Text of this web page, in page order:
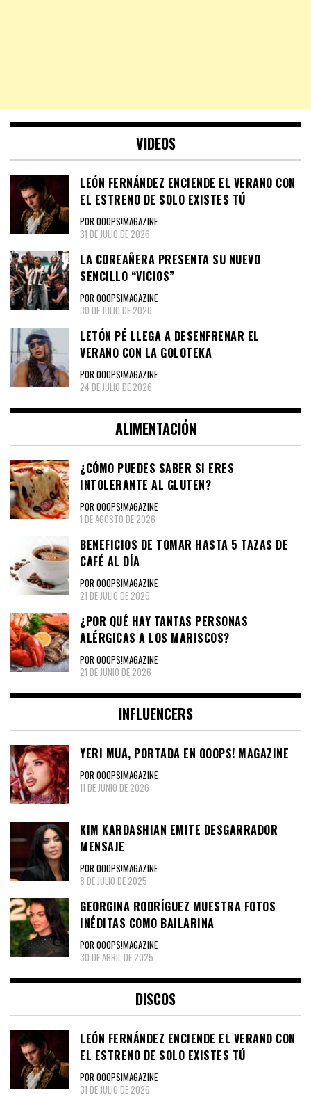
VIDEOS
LEÓN FERNÁNDEZ ENCIENDE EL VERANO CON
EL ESTRENO DE SOLO EXISTES TÚ
POR OOOPS!MAGAZINE
31 DE JULIO DE 2026
LA COREAÑERA PRESENTA SU NUEVO
SENCILLO “VICIOS”
POR OOOPS!MAGAZINE
30 DE JULIO DE 2026
LETÓN PÉ LLEGA A DESENFRENAR EL
VERANO CON LA GOLOTEKA
POR OOOPS!MAGAZINE
24 DE JULIO DE 2026
ALIMENTACIÓN
¿CÓMO PUEDES SABER SI ERES
INTOLERANTE AL GLUTEN?
POR OOOPS!MAGAZINE
1 DE AGOSTO DE 2026
BENEFICIOS DE TOMAR HASTA 5 TAZAS DE
CAFÉ AL DÍA
POR OOOPS!MAGAZINE
21 DE JULIO DE 2026
¿POR QUÉ HAY TANTAS PERSONAS
ALÉRGICAS A LOS MARISCOS?
POR OOOPS!MAGAZINE
21 DE JUNIO DE 2026
INFLUENCERS
YERI MUA, PORTADA EN OOOPS! MAGAZINE
POR OOOPS!MAGAZINE
11 DE JUNIO DE 2026
KIM KARDASHIAN EMITE DESGARRADOR
MENSAJE
POR OOOPS!MAGAZINE
8 DE JULIO DE 2025
GEORGINA RODRÍGUEZ MUESTRA FOTOS
INÉDITAS COMO BAILARINA
POR OOOPS!MAGAZINE
30 DE ABRIL DE 2025
DISCOS
LEÓN FERNÁNDEZ ENCIENDE EL VERANO CON
EL ESTRENO DE SOLO EXISTES TÚ
POR OOOPS!MAGAZINE
31 DE JULIO DE 2026